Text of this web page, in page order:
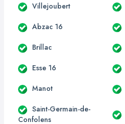
Villejoubert
Abzac 16
Brillac
Esse 16
Manot
Saint-Germain-de-
Confolens